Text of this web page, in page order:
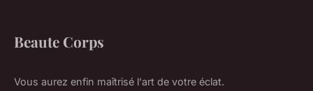
Beaute Corps
Vous aurez enfin maîtrisé l'art de votre éclat.